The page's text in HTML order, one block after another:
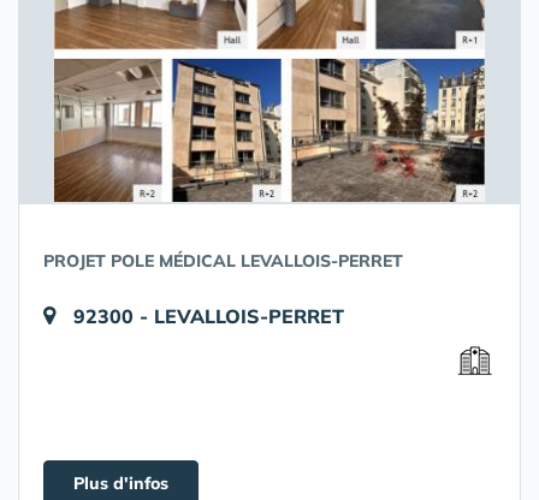
PROJET POLE MÉDICAL LEVALLOIS-PERRET
92300 - LEVALLOIS-PERRET
Plus d'infos